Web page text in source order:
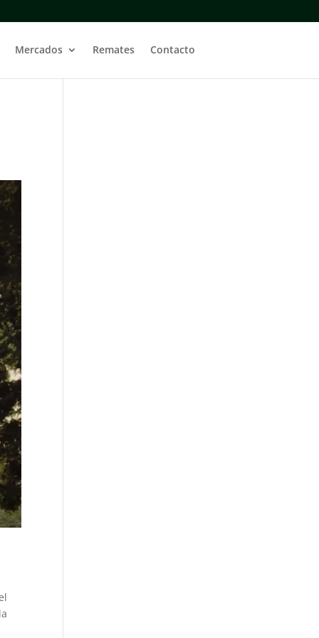
Mercados Remates Contacto